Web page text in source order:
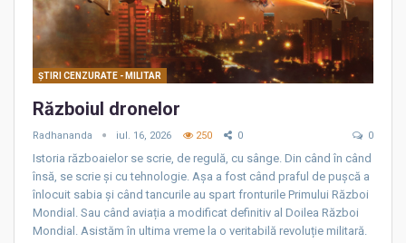
ŞTIRI CENZURATE - MILITAR
Războiul dronelor
Radhananda iul. 16, 2026 250 0 0
Istoria războaielor se scrie, de regulă, cu sânge. Din când în când
însă, se scrie și cu tehnologie. Așa a fost când praful de pușcă a
înlocuit sabia și când tancurile au spart fronturile Primului Război
Mondial. Sau când aviația a modificat definitiv al Doilea Război
Mondial. Asistăm în ultima vreme la o veritabilă revoluție militară.